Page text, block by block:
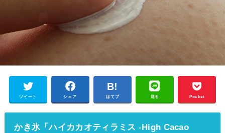
ツイート シェア はてブ 送る Pocket
かき氷「ハイカカオティラミス -High Cacao